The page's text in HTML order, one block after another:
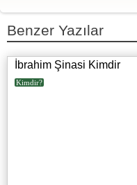
Benzer Yazılar
İbrahim Şinasi Kimdir
Kimdir?